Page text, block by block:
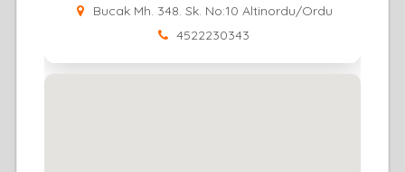
Bucak Mh. 348. Sk. No:10 Altinordu/Ordu
4522230343